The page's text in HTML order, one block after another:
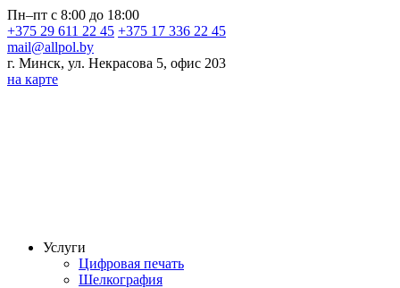
Пн–пт с 8:00 до 18:00
+375 29 611 22 45 +375 17 336 22 45
mail@allpol.by
г. Минск, ул. Некрасова 5, офис 203
на карте
Услуги
Цифровая печать
Шелкография